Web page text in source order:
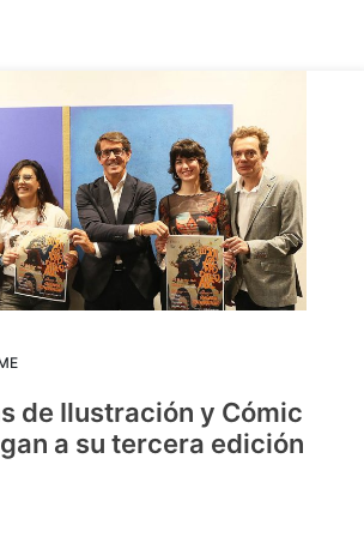
de Ilustración y Cómic
a su tercera edición